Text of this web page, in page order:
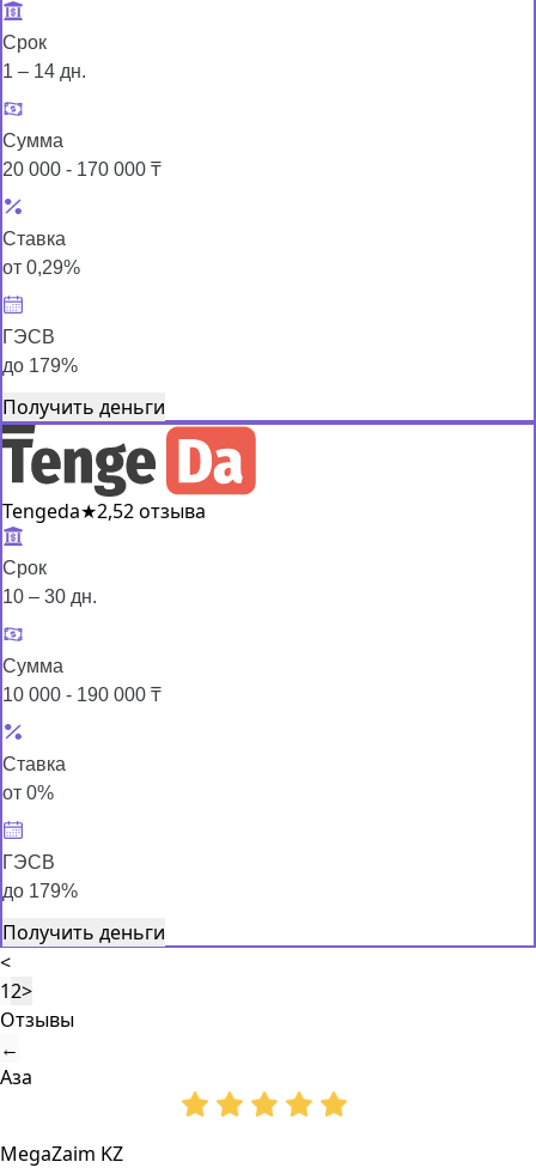
Срок
1 – 14 дн.
Сумма
20 000 - 170 000 ₸
Ставка
от 0,29%
ГЭСВ
до 179%
Получить деньги
Tengeda★2,52 отзыва
Срок
10 – 30 дн.
Сумма
10 000 - 190 000 ₸
Ставка
от 0%
ГЭСВ
до 179%
Получить деньги
<
12>
Отзывы
←
Аза
MegaZaim KZ